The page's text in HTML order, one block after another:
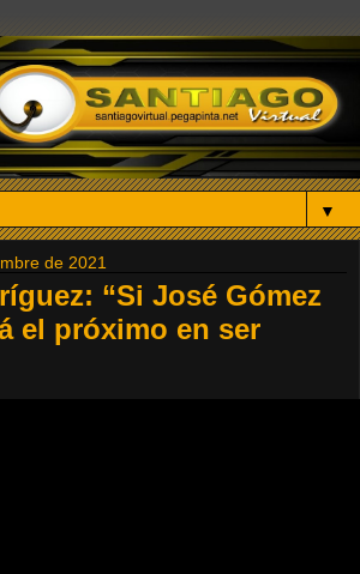
▼
de 2021
“Si José Gómez
el próximo en ser